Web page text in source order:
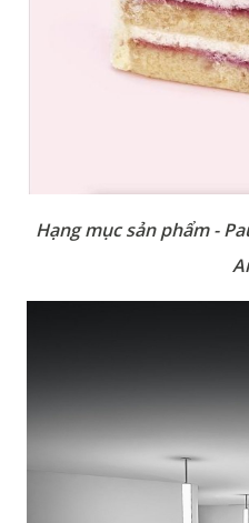
Hạng mục sản phẩm -